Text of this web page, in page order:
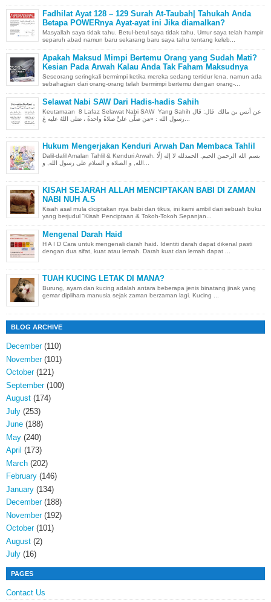
Fadhilat Ayat 128 – 129 Surah At-Taubah| Tahukah Anda
Betapa POWERnya Ayat-ayat ini Jika diamalkan?
Masyallah saya tidak tahu. Betul-betul saya tidak tahu. Umur saya telah hampir
separuh abad namun baru sekarang baru saya tahu tentang keleb...
Apakah Maksud Mimpi Bertemu Orang yang Sudah Mati?
Kesian Pada Arwah Kalau Anda Tak Faham Maksudnya
Seseorang seringkali bermimpi ketika mereka sedang tertidur lena, namun ada
sebahagian dari orang-orang telah bermimpi bertemu dengan orang-...
Selawat Nabi SAW Dari Hadis-hadis Sahih
Keutamaan 8 Lafaz Selawat Nabi SAW Yang Sahih عن أنس بن مالك قال: قال
Hukum Mengerjakan Kenduri Arwah Dan Membaca Tahlil
Dalil-dalil Amalan Tahlil & Kenduri Arwah. بسم الله الرحمن الحيم. الحمدلله لا إله إلّا
KISAH SEJARAH ALLAH MENCIPTAKAN BABI DI ZAMAN
NABI NUH A.S
Kisah asal mula diciptakan nya babi dan tikus, ini kami ambil dari sebuah buku
yang berjudul “Kisah Penciptaan & Tokoh-Tokoh Sepanjan...
Mengenal Darah Haid
H A I D Cara untuk mengenali darah haid. Identiti darah dapat dikenal pasti
dengan dua sifat, kuat atau lemah. Darah kuat dan lemah dapat ...
TUAH KUCING LETAK DI MANA?
Burung, ayam dan kucing adalah antara beberapa jenis binatang jinak yang
gemar diplihara manusia sejak zaman berzaman lagi. Kucing ...
BLOG ARCHIVE
December(110)
November(101)
October(121)
September(100)
August (174)
July (253)
June (188)
May (240)
April (173)
March (202)
February (146)
January (134)
December(188)
November(192)
October(101)
August (2)
July (16)
PAGES
Contact Us